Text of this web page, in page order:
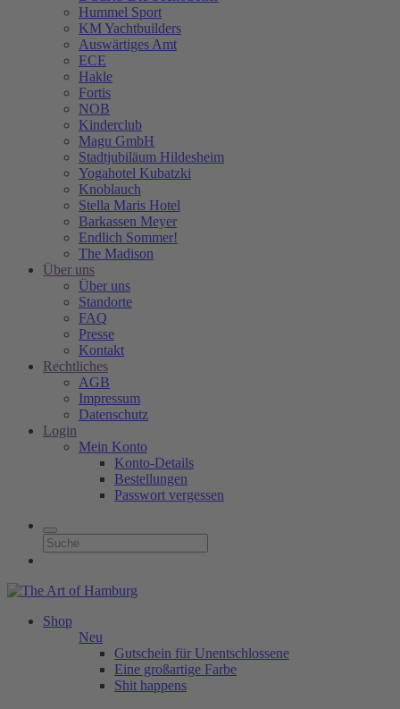
Hummel Sport
KM Yachtbuilders
Auswärtiges Amt
ECE
Hakle
Fortis
NOB
Kinderclub
Magu GmbH
Stadtjubiläum Hildesheim
Yogahotel Kubatzki
Knoblauch
Stella Maris Hotel
Barkassen Meyer
Endlich Sommer!
The Madison
Über uns
Über uns
Standorte
FAQ
Presse
Kontakt
Rechtliches
AGB
Impressum
Datenschutz
Login
Mein Konto
Konto-Details
Bestellungen
Passwort vergessen
Shop
Neu
Gutschein für Unentschlossene
Eine großartige Farbe
Shit happens